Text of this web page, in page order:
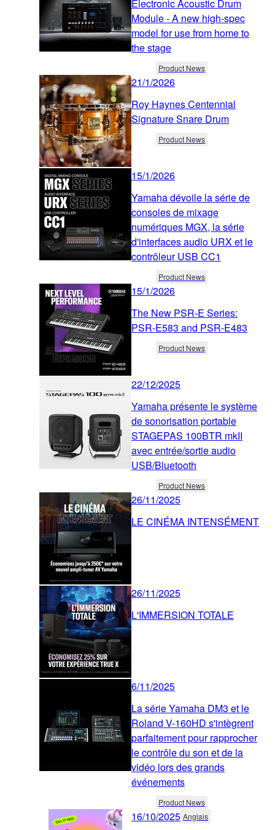
Electronic Acoustic Drum
Module - A new high-spec
model for use from home to
the stage
Product News
21/1/2026
Roy Haynes Centennial
Signature Snare Drum
Product News
15/1/2026
Yamaha dévoile la série de
consoles de mixage
numériques MGX, la série
d'interfaces audio URX et le
contrôleur USB CC1
Product News
15/1/2026
The New PSR-E Series:
PSR-E583 and PSR-E483
Product News
22/12/2025
Yamaha présente le système
de sonorisation portable
STAGEPAS 100BTR mkII
avec entrée/sortie audio
USB/Bluetooth
Product News
26/11/2025
LE CINÉMA INTENSÉMENT
26/11/2025
L'IMMERSION TOTALE
6/11/2025
La série Yamaha DM3 et le
Roland V-160HD s'intègrent
parfaitement pour rapprocher
le contrôle du son et de la
vidéo lors des grands
événements
Product News
16/10/2025 Anglais